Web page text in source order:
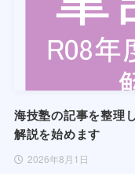
海技塾の記事を整理
解説を始めます
2026年8月1日